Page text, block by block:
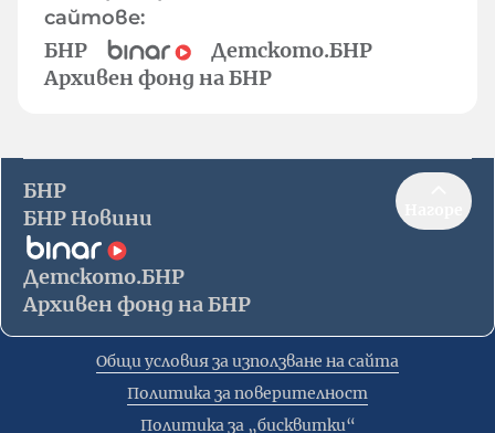
сайтове:
БНР
Детското.БНР
Архивен фонд на БНР
БНР
БНР Новини
Детското.БНР
Архивен фонд на БНР
Общи условия за използване на сайта
Политика за поверителност
Политика за „бисквитки“